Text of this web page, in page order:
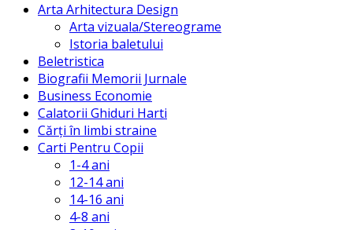
Arta Arhitectura Design
Arta vizuala/Stereograme
Istoria baletului
Beletristica
Biografii Memorii Jurnale
Business Economie
Calatorii Ghiduri Harti
Cărți în limbi straine
Carti Pentru Copii
1-4 ani
12-14 ani
14-16 ani
4-8 ani